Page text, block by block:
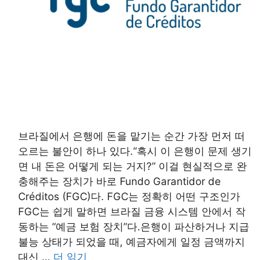
브라질에서 은행에 돈을 맡기는 순간 가장 먼저 떠
오르는 불안이 하나 있다.“혹시 이 은행이 문제 생기
면 내 돈은 어떻게 되는 거지?” 이걸 현실적으로 완
충해주는 장치가 바로 Fundo Garantidor de
Créditos (FGC)다. FGC는 정확히 어떤 구조인가
FGC는 쉽게 말하면 브라질 금융 시스템 안에서 작
동하는 “예금 보험 장치”다.은행이 파산하거나 지급
불능 상태가 되었을 때, 예금자에게 일정 금액까지
대신 … 더 읽기